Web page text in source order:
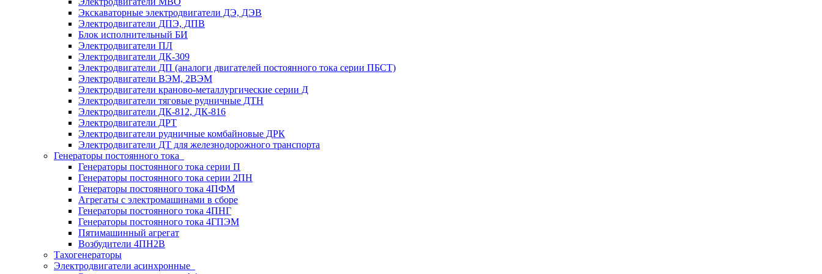
Экскаваторные электродвигатели ДЭ, ДЭВ
Электродвигатели ДПЭ, ДПВ
Блок исполнительный БИ
Электродвигатели ПЛ
Электродвигатели ДК-309
Электродвигатели ДП (аналоги двигателей постоянного тока серии ПБСТ)
Электродвигатели ВЭМ, 2ВЭМ
Электродвигатели краново-металлургические серии Д
Электродвигатели тяговые рудничные ДТН
Электродвигатели ДК-812, ДК-816
Электродвигатели ДРТ
Электродвигатели рудничные комбайновые ДРК
Электродвигатели ДТ для железнодорожного транспорта
Генераторы постоянного тока
Генераторы постоянного тока серии П
Генераторы постоянного тока серии 2ПН
Генераторы постоянного тока 4ПФМ
Агрегаты с электромашинами в сборе
Генераторы постоянного тока 4ПНГ
Генераторы постоянного тока 4ГПЭМ
Пятимашинный агрегат
Возбудители 4ПН2В
Тахогенераторы
Электродвигатели асинхронные